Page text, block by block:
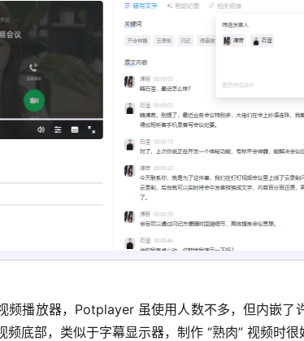
频播放器，Potplayer 虽使用人数不多，但内嵌
底部，类似于字幕显示器，制作 “熟肉” 视频时很